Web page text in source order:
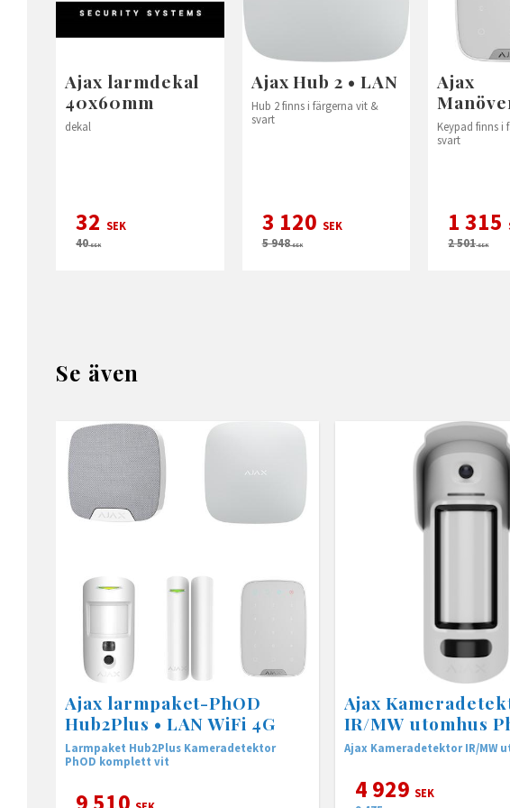
Ajax larmdekal
40x60mm
dekal
32 SEK
40SEK
Ajax Hub 2 • LAN
Hub 2 finns i färgerna vit &
svart
3 120 SEK
5 948SEK
Ajax
Keypad finns i
svart
1 315
2 501SEK
Se även
Ajax larmpaket-PhOD
Hub2Plus • LAN WiFi 4G
Larmpaket Hub2Plus Kameradetektor
PhOD komplett vit
9 510
Ajax
IR/MW utomhus
Ajax Kameradetektor IR/MW
4 929 SEK